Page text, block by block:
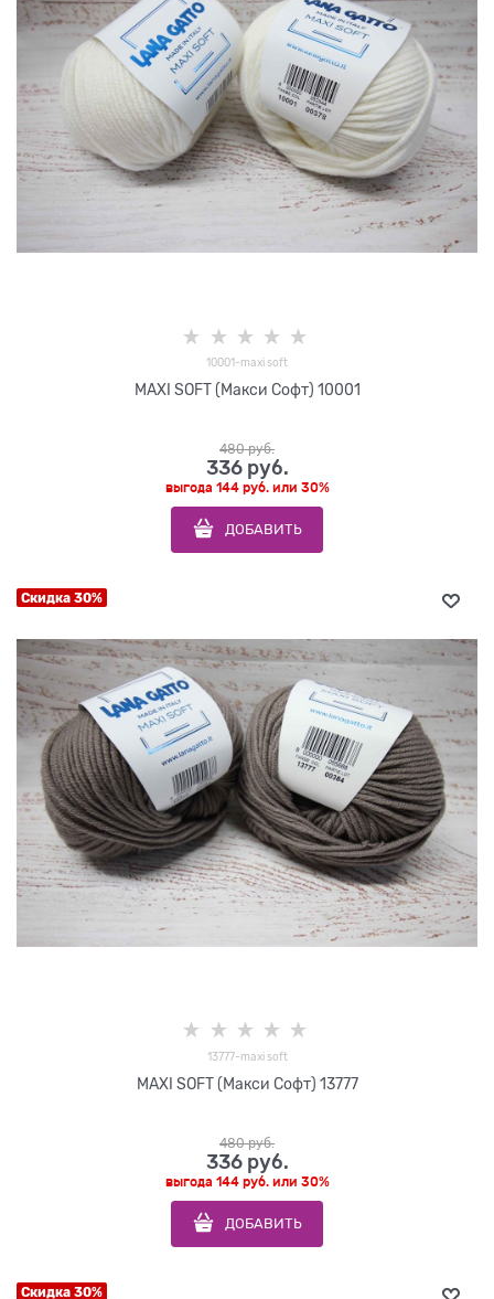
10001-maxi soft
MAXI SOFT (Макси Софт) 10001
480 руб.
336 руб.
выгода 144 руб.или 30%
ДОБАВИТЬ
Скидка 30%
13777-maxi soft
MAXI SOFT (Макси Софт) 13777
480 руб.
336 руб.
выгода 144 руб.или 30%
ДОБАВИТЬ
Скидка 30%